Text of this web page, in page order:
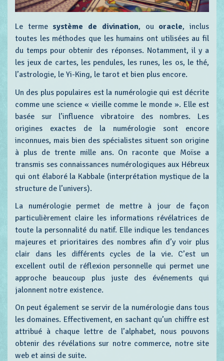
Le terme système de divination, ou oracle, inclus
toutes les méthodes que les humains ont utilisées au fil
du temps pour obtenir des réponses. Notamment, il y a
les jeux de cartes, les pendules, les runes, les os, le thé,
l’astrologie, le Yi-King, le tarot et bien plus encore.
Un des plus populaires est la numérologie qui est décrite
comme une science « vieille comme le monde ». Elle est
basée sur l’influence vibratoire des nombres. Les
origines exactes de la numérologie sont encore
inconnues, mais bien des spécialistes situent son origine
à plus de trente mille ans. On raconte que Moïse a
transmis ses connaissances numérologiques aux Hébreux
qui ont élaboré la Kabbale (interprétation mystique de la
structure de l’univers).
La numérologie permet de mettre à jour de façon
particulièrement claire les informations révélatrices de
toute la personnalité du natif. Elle indique les tendances
majeures et prioritaires des nombres afin d’y voir plus
clair dans les différents cycles de la vie. C’est un
excellent outil de réflexion personnelle qui permet une
approche beaucoup plus juste des événements qui
jalonnent notre existence.
On peut également se servir de la numérologie dans tous
les domaines. Effectivement, en sachant qu’un chiffre est
attribué à chaque lettre de l’alphabet, nous pouvons
obtenir des révélations sur notre commerce, notre site
web et ainsi de suite.